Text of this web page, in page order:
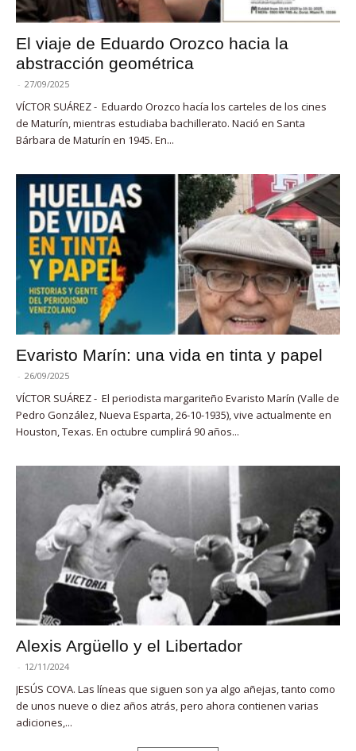
El viaje de Eduardo Orozco hacia la
abstracción geométrica
- 27/09/2025
VÍCTOR SUÁREZ - Eduardo Orozco hacía los carteles de los cines
de Maturín, mientras estudiaba bachillerato. Nació en Santa
Bárbara de Maturín en 1945. En...
Evaristo Marín: una vida en tinta y papel
- 26/09/2025
VÍCTOR SUÁREZ - El periodista margariteño Evaristo Marín (Valle de
Pedro González, Nueva Esparta, 26-10-1935), vive actualmente en
Houston, Texas. En octubre cumplirá 90 años...
Alexis Argüello y el Libertador
- 12/11/2024
JESÚS COVA. Las líneas que siguen son ya algo añejas, tanto como
de unos nueve o diez años atrás, pero ahora contienen varias
adiciones,...